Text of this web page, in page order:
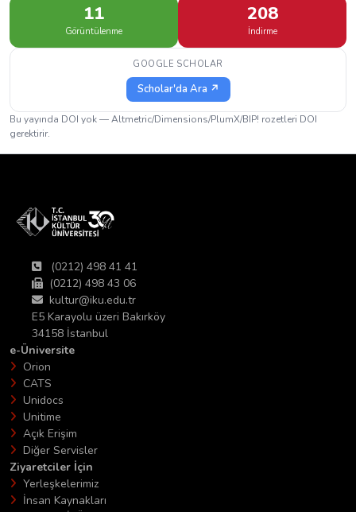
11
Görüntülenme
208
İndirme
GOOGLE SCHOLAR
Scholar'da Ara ↗
Bu yayında DOI yok — Altmetric/Dimensions/PlumX/BIP! rozetleri DOI
gerektirir.
(0212) 498 41 41
(0212) 498 43 06
kultur@iku.edu.tr
E5 Karayolu üzeri Bakırköy
34158 İstanbul
e-Üniversite
Orion
CATS
Unidocs
Unitime
Açık Erişim
Diğer Servisler
Ziyaretciler İçin
Yerleşkelerimiz
İnsan Kaynakları